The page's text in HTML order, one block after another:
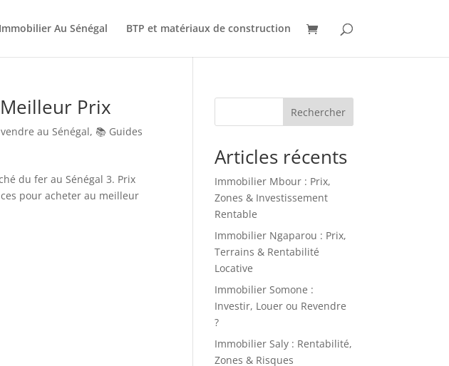
Immobilier Au Sénégal BTP et matériaux de construction
Prix
au Sénégal, 📚 Guides
du fer au Sénégal 3. Prix
pour acheter au meilleur
Rechercher
Articles récents
Immobilier Mbour : Prix,
Zones & Investissement
Rentable
Immobilier Ngaparou : Prix,
Terrains & Rentabilité
Locative
Immobilier Somone :
Investir, Louer ou Revendre
?
Immobilier Saly : Rentabilité,
Zones & Risques